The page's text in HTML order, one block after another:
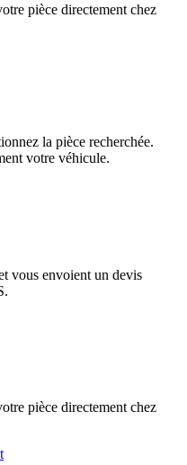
pièce directement chez
la pièce recherchée.
votre véhicule.
vous envoient un devis
pièce directement chez